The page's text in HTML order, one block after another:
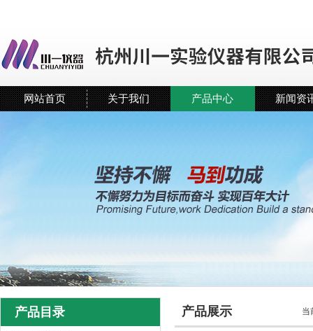
网站首页 关于我们 产品中心 新闻资
产品目录 产品展示 当